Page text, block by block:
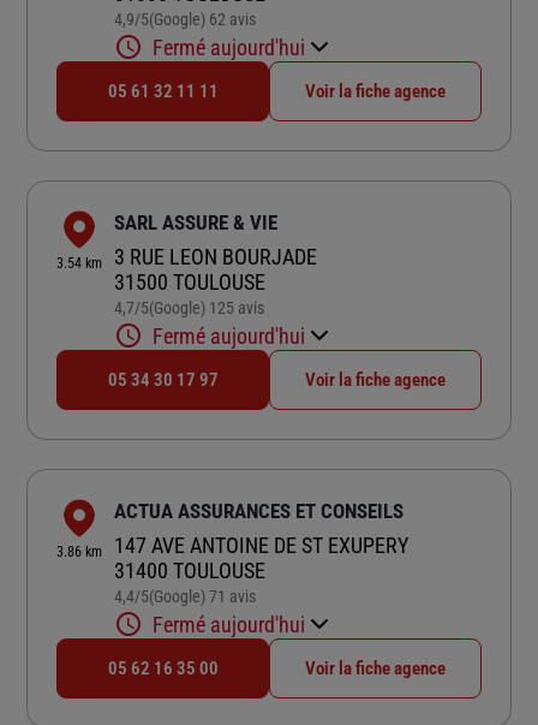
4,9/5Note de 4.9 sur 5
(Google) 62 avis
Fermé aujourd'hui
05 61 32 11 11 Voir la fiche agence
3.54 km
SARL ASSURE & VIE
3 RUE LEON BOURJADE
31500 TOULOUSE
4,7/5Note de 4.7 sur 5
(Google) 125 avis
Fermé aujourd'hui
05 34 30 17 97 Voir la fiche agence
3.86 km
ACTUA ASSURANCES ET CONSEILS
147 AVE ANTOINE DE ST EXUPERY
31400 TOULOUSE
4,4/5Note de 4.4 sur 5
(Google) 71 avis
Fermé aujourd'hui
05 62 16 35 00 Voir la fiche agence